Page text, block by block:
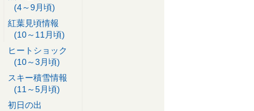
(4～9月頃)
紅葉見頃情報
(10～11月頃)
ヒートショック
(10～3月頃)
スキー積雪情報
(11～5月頃)
初日の出